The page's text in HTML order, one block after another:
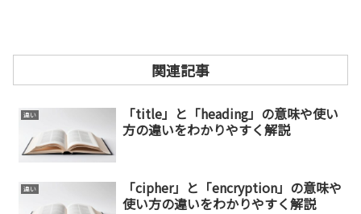
関連記事
違い
「title」と「heading」の意味や使い
方の違いをわかりやすく解説
違い
「cipher」と「encryption」の意味や
使い方の違いをわかりやすく解説